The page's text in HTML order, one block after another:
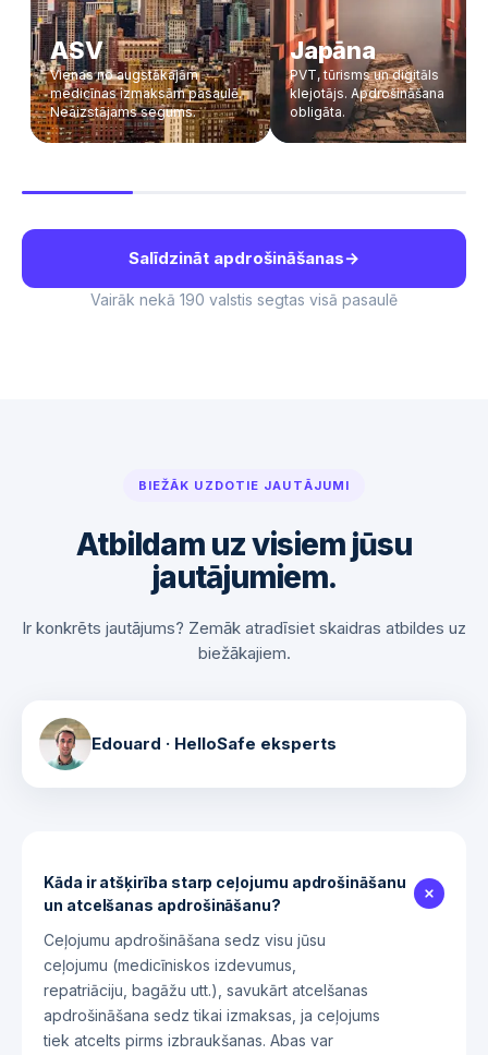
ASV
Vienas no augstākajām
medicīnas izmaksām pasaulē.
Neaizstājams segums.
Japāna
PVT, tūrisms un digitāls
klejotājs. Apdrošināšana
obligāta.
Salīdzināt apdrošināšanas→
Vairāk nekā 190 valstis segtas visā pasaulē
BIEŽĀK UZDOTIE JAUTĀJUMI
Atbildam uz visiem jūsu
jautājumiem.
Ir konkrēts jautājums? Zemāk atradīsiet skaidras atbildes uz
biežākajiem.
Edouard · HelloSafe eksperts
Kāda ir atšķirība starp ceļojumu apdrošināšanu
un atcelšanas apdrošināšanu?
Ceļojumu apdrošināšana sedz visu jūsu
ceļojumu (medicīniskos izdevumus,
repatriāciju, bagāžu utt.), savukārt atcelšanas
apdrošināšana sedz tikai izmaksas, ja ceļojums
tiek atcelts pirms izbraukšanas. Abas var